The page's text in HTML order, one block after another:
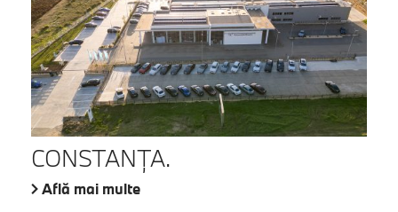
CONSTANŢA.
Află mai multe